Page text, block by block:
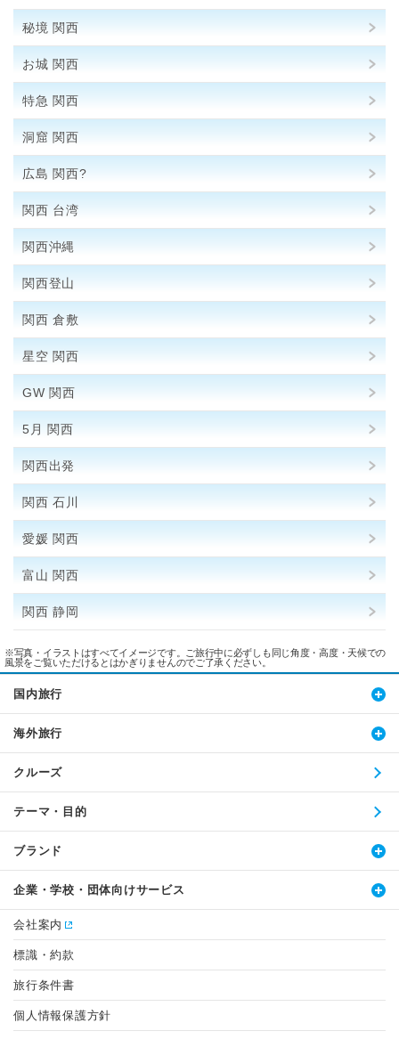
秘境 関西
お城 関西
特急 関西
洞窟 関西
広島 関西?
関西 台湾
関西沖縄
関西登山
関西 倉敷
星空 関西
GW 関西
5月 関西
関西出発
関西 石川
愛媛 関西
富山 関西
関西 静岡
※写真・イラストはすべてイメージです。ご旅行中に必ずしも同じ角度・高度・天候での
風景をご覧いただけるとはかぎりませんのでご了承ください。
国内旅行
海外旅行
クルーズ
テーマ・目的
ブランド
企業・学校・団体向けサービス
会社案内
標識・約款
旅行条件書
個人情報保護方針